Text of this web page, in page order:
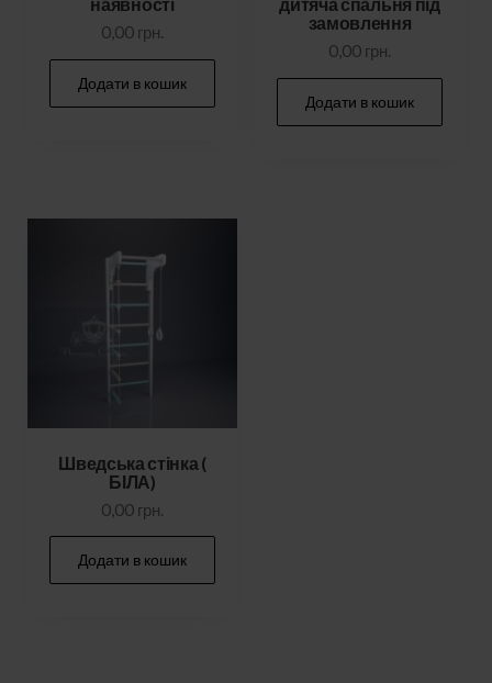
0,00 грн.
Додати в кошик
замовлення
0,00 грн.
Додати в кошик
Шведська стінка (
БІЛА)
0,00 грн.
Додати в кошик